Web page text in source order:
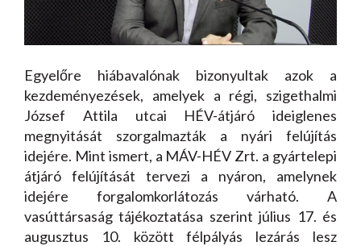
Egyelőre hiábavalónak bizonyultak azok a
kezdeményezések, amelyek a régi, szigethalmi
József Attila utcai HÉV-átjáró ideiglenes
megnyitását szorgalmazták a nyári felújítás
idejére. Mint ismert, a MÁV-HÉV Zrt. a gyártelepi
átjáró felújítását tervezi a nyáron, amelynek
idejére forgalomkorlátozás várható. A
vasúttársaság tájékoztatása szerint július 17. és
augusztus 10. között félpályás lezárás lesz